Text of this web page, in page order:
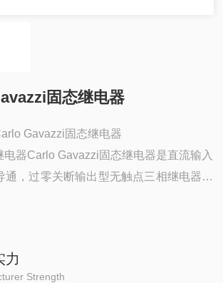
固态继电器
Gavazzi固态继电器
电器Carlo Gavazzi固态继电器是直流输入
通，过零关断输出型无触点三相继电器。
腐蚀、抗干扰等特点，用Carlo Gavazzi
力
Strength